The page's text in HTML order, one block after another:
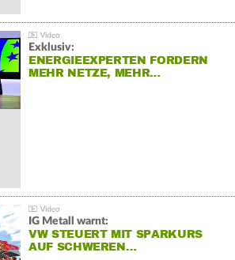
Exklusiv:
ENERGIEEXPERTEN FORDERN
MEHR NETZE, MEHR…
IG Metall warnt:
VW STEUERT MIT SPARKURS
AUF SCHWEREN…